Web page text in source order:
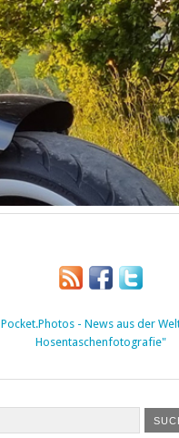
Pocket.Photos - News aus der
Hosentaschenfotografie"